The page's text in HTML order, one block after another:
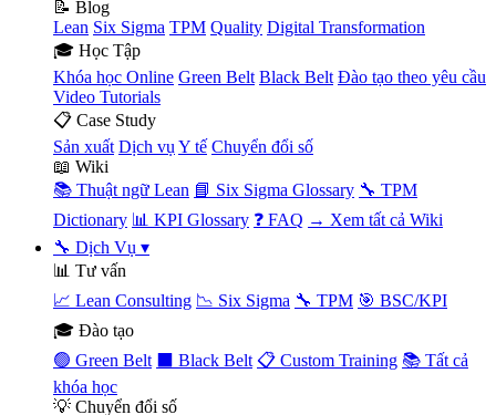
📝 Blog
Lean Six Sigma TPM Quality Digital Transformation
🎓 Học Tập
Khóa học Online Green Belt Black Belt Đào tạo theo yêu cầu
Video Tutorials
📋 Case Study
Sản xuất Dịch vụ Y tế Chuyển đổi số
📖 Wiki
📚 Thuật ngữ Lean 📘 Six Sigma Glossary 🔧 TPM
Dictionary 📊 KPI Glossary ❓ FAQ → Xem tất cả Wiki
🔧 Dịch Vụ ▾
📊 Tư vấn
📈 Lean Consulting 📉 Six Sigma 🔧 TPM 🎯 BSC/KPI
🎓 Đào tạo
🟢 Green Belt
⬛ Black Belt 📋 Custom Training 📚 Tất cả
khóa học
💡 Chuyển đổi số